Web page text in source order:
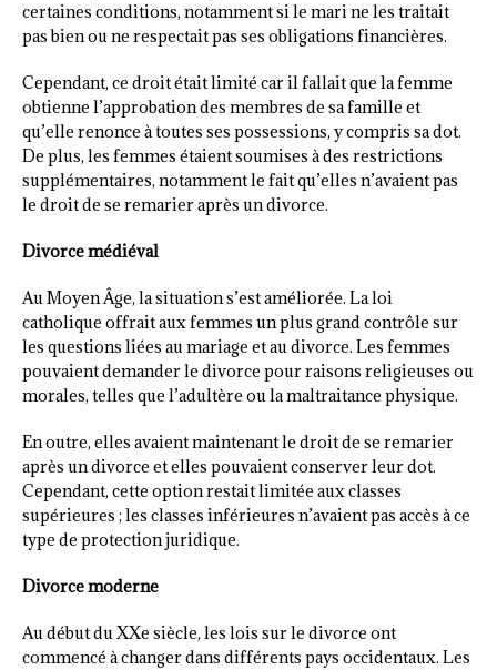
certaines conditions, notamment si le mari ne les traitait
pas bien ou ne respectait pas ses obligations financières.
Cependant, ce droit était limité car il fallait que la femme
obtienne l’approbation des membres de sa famille et
qu’elle renonce à toutes ses possessions, y compris sa dot.
De plus, les femmes étaient soumises à des restrictions
supplémentaires, notamment le fait qu’elles n’avaient pas
le droit de se remarier après un divorce.
Divorce médiéval
Au Moyen Âge, la situation s’est améliorée. La loi
catholique offrait aux femmes un plus grand contrôle sur
les questions liées au mariage et au divorce. Les femmes
pouvaient demander le divorce pour raisons religieuses ou
morales, telles que l’adultère ou la maltraitance physique.
En outre, elles avaient maintenant le droit de se remarier
après un divorce et elles pouvaient conserver leur dot.
Cependant, cette option restait limitée aux classes
supérieures ; les classes inférieures n’avaient pas accès à ce
type de protection juridique.
Divorce moderne
Au début du XXe siècle, les lois sur le divorce ont
commencé à changer dans différents pays occidentaux. Les